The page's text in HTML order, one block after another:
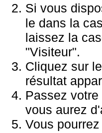
Si vous
le dans la
laissez la
"Visiteur".
Cliquez sur
résultat
Passez
vous aurez
Vous